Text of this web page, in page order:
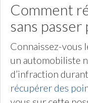
Comment
sans passer
Connaissez-vous
un automobiliste
d’infraction
récupérer des